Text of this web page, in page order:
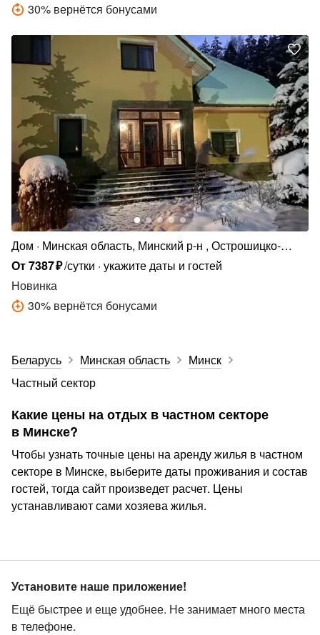
30% вернётся бонусами
Дом
Минская область, Минский р-н , Острошицко-
Городокский сельсовет, д. Раубичи, Архангельская
ул., 52
От7387₽/сутки укажите даты и гостей
Новинка
30% вернётся бонусами
Беларусь Минская область
Минск
Частный сектор
Какие цены на отдых в частном секторе
в Минске?
Чтобы узнать точные цены на аренду жилья в частном
секторе в Минске, выберите даты проживания и состав
гостей, тогда сайт произведет расчет. Цены
устанавливают сами хозяева жилья.
Установите наше приложение!
Ещё быстрее и еще удобнее. Не занимает много места
в телефоне.